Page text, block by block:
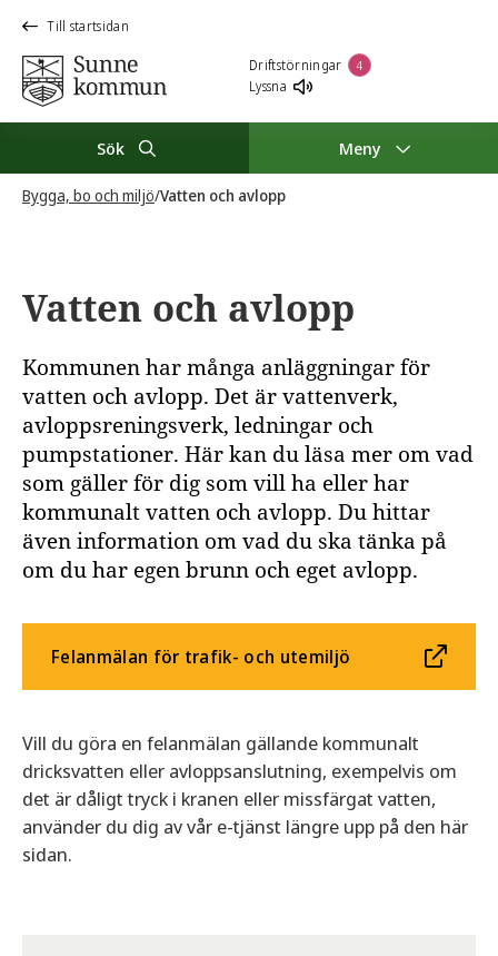
Till startsidan
Driftstörningar 4
Lyssna
Sök Meny
Bygga, bo och miljö/Vatten och avlopp
Vatten och avlopp
Kommunen har många anläggningar för
vatten och avlopp. Det är vattenverk,
avloppsreningsverk, ledningar och
pumpstationer. Här kan du läsa mer om vad
som gäller för dig som vill ha eller har
kommunalt vatten och avlopp. Du hittar
även information om vad du ska tänka på
om du har egen brunn och eget avlopp.
Felanmälan för trafik- och utemiljö
Vill du göra en felanmälan gällande kommunalt
dricksvatten eller avloppsanslutning, exempelvis om
det är dåligt tryck i kranen eller missfärgat vatten,
använder du dig av vår e-tjänst längre upp på den här
sidan.